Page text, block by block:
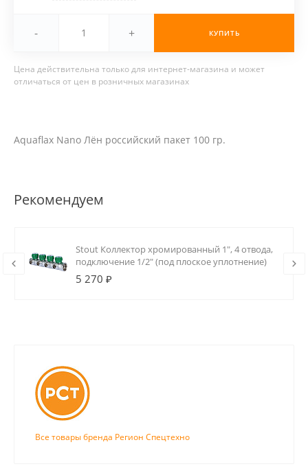
- + КУПИТЬ
Цена действительна только для интернет-магазина и может
отличаться от цен в розничных магазинах
Aquaflax Nano Лён российский пакет 100 гр.
Рекомендуем
Stout Коллектор хромированный 1", 4 отвода,
подключение 1/2" (под плоское уплотнение)
5 270 ₽
Все товары бренда Регион Спецтехно